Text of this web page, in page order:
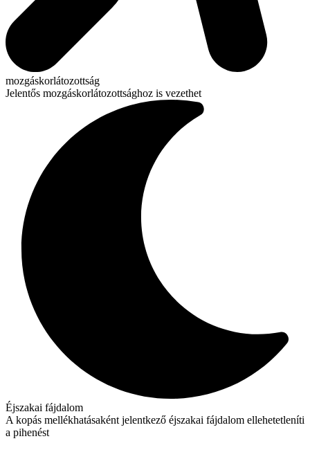
mozgáskorlátozottság
Jelentős mozgáskorlátozottsághoz is vezethet
Éjszakai fájdalom
A kopás mellékhatásaként jelentkező éjszakai fájdalom ellehetetleníti
a pihenést